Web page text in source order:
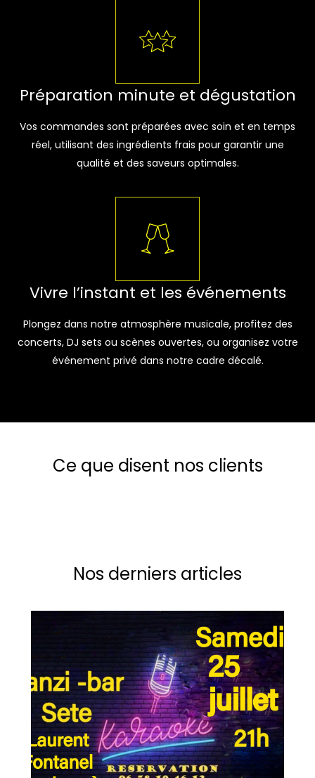
Préparation minute et dégustation
Vos commandes sont préparées avec soin et en temps
réel, utilisant des ingrédients frais pour garantir une
qualité et des saveurs optimales.
Vivre l’instant et les événements
Plongez dans notre atmosphère musicale, profitez des
concerts, DJ sets ou scènes ouvertes, ou organisez votre
événement privé dans notre cadre décalé.
Ce que disent nos clients
Nos derniers articles